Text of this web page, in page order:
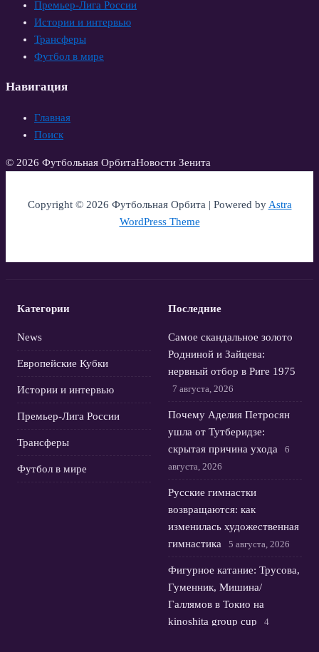
Премьер-Лига России
Истории и интервью
Трансферы
Футбол в мире
Навигация
Главная
Поиск
© 2026 Футбольная ОрбитаНовости Зенита
Copyright © 2026 Футбольная Орбита | Powered byAstra
WordPress Theme
Категории
News
Европейские Кубки
Истории и интервью
Премьер-Лига России
Трансферы
Футбол в мире
Последние
Самое скандальное золото
Родниной и Зайцева:
нервный отбор в Риге 1975
7 августа, 2026
Почему Аделия Петросян
ушла от Тутберидзе:
скрытая причина ухода
6
августа, 2026
Русские гимнастки
возвращаются: как
изменилась художественная
гимнастика
5 августа, 2026
Фигурное катание: Трусова,
Гуменник, Мишина/
Галлямов в Токио на
kinoshita group cup
4